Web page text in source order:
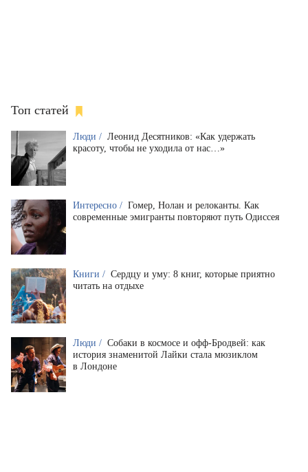
Топ статей
Люди / Леонид Десятников: «Как удержать
красоту, чтобы не уходила от нас…»
Интересно / Гомер, Нолан и релоканты. Как
современные эмигранты повторяют путь Одиссея
Книги / Сердцу и уму: 8 книг, которые приятно
читать на отдыхе
Люди / Собаки в космосе и офф-Бродвей: как
история знаменитой Лайки стала мюзиклом
в Лондоне